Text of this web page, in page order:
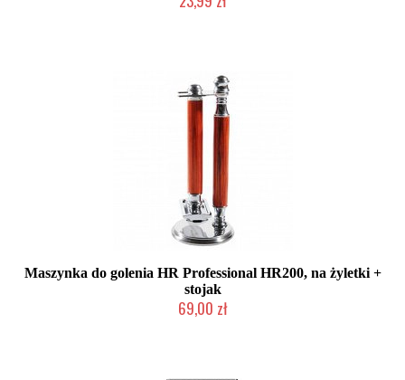
Maszynka do golenia HR Professional HR200, na żyletki +
stojak
69,00 zł